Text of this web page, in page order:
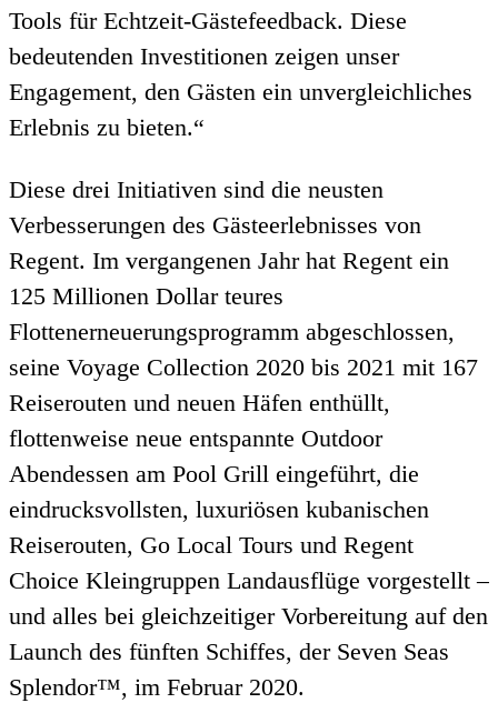
Tools für Echtzeit-Gästefeedback. Diese
bedeutenden Investitionen zeigen unser
Engagement, den Gästen ein unvergleichliches
Erlebnis zu bieten.“
Diese drei Initiativen sind die neusten
Verbesserungen des Gästeerlebnisses von
Regent. Im vergangenen Jahr hat Regent ein
125 Millionen Dollar teures
Flottenerneuerungsprogramm abgeschlossen,
seine Voyage Collection 2020 bis 2021 mit 167
Reiserouten und neuen Häfen enthüllt,
flottenweise neue entspannte Outdoor
Abendessen am Pool Grill eingeführt, die
eindrucksvollsten, luxuriösen kubanischen
Reiserouten, Go Local Tours und Regent
Choice Kleingruppen Landausflüge vorgestellt –
und alles bei gleichzeitiger Vorbereitung auf den
Launch des fünften Schiffes, der Seven Seas
Splendor™, im Februar 2020.